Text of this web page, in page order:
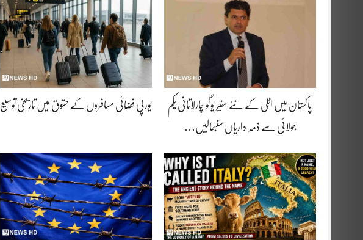
پاکستان میں اٹلی کے نئے سفیر یوگو چارلاتانی یکم
جولائی سے ذمہ داریاں سنبھالیں…
یورپی فضائی مسافروں کے حقوق میں تاریخی توسیع